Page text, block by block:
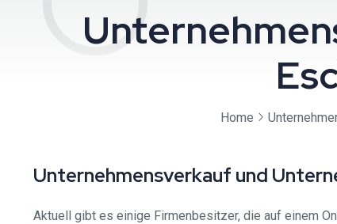
Home
Unternehmensverkauf und
Aktuell gibt es einige Firmenbesitzer, die auf einem